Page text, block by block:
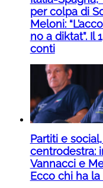
per colpa di
Meloni:
no a diktat”. Il
conti
Partiti e
centrodestra:
Vannacci e
Ecco chi ha